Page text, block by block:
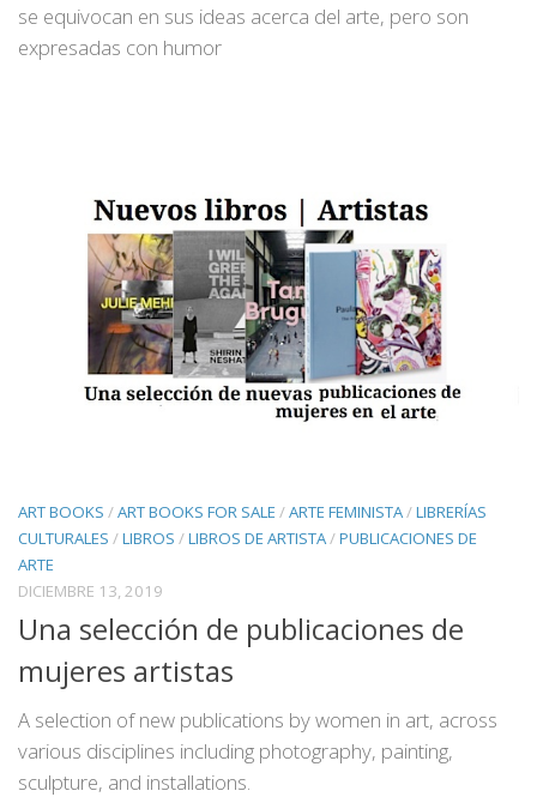
se equivocan en sus ideas acerca del arte, pero son
expresadas con humor
ART BOOKS /ART BOOKS FOR SALE /ARTE FEMINISTA/LIBRERÍAS
CULTURALES /LIBROS /LIBROS DE ARTISTA/PUBLICACIONES DE
ARTE
DICIEMBRE 13, 2019
Una selección de publicaciones de
mujeres artistas
A selection of new publications by women in art, across
various disciplines including photography, painting,
sculpture, and installations.